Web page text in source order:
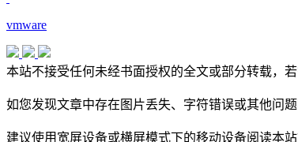
vmware
本站不接受任何未经书面授权的全文或部分转载，
如您发现文章中存在图片丢失、字符错误或其他问
建议使用宽屏设备或横屏模式下的移动设备阅读本站